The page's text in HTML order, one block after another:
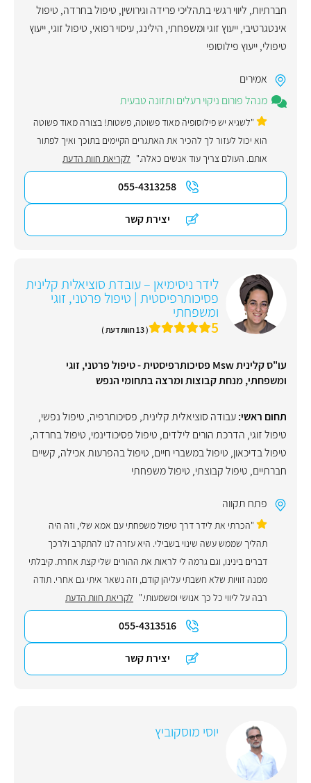
חברתיות, ליווי רגשי בתהליכי פרידה וגירושין, טיפול בחרדה, טיפול
אינטגרטיבי,ייעוץ זוגי ומשפחתי, הילינג,עיסוי רפואי, טיפול זוגי,ייעוץ
טיפולי,ייעוץ פילוסופי
אמירים
מנהל פורום ניקוי רעלים ותזונה טבעית
"לשגיא יש פילוסופיה מאוד פשוטה, פשטות! בצורה מאוד פשוטה
הוא יכול לעזור לך להכיר את האתגרים הקיימים בתוכך ואיך לפתור
אותם. ‏העולם צריך עוד אנשים כאלה." לקריאת חוות הדעת
055-4313258
יצירת קשר
לידר ניסימיאן – עובדת סוציאלית קלינית
פסיכותרפיסטית | טיפול פרטני, זוגי
ומשפחתי
5 ( 13 חוות דעת )
עו"ס קלינית Msw פסיכותרפיסטית - טיפול פרטני, זוגי
ומשפחתי, מנחת קבוצות ומרצה בתחומי הנפש
תחום ראשי:עבודה סוציאלית קלינית, פסיכותרפיה, טיפול נפשי,
טיפול זוגי, הדרכת הורים לילדים, טיפול פסיכודינמי, טיפול בחרדה,
טיפול בדיכאון, טיפול במשברי חיים, טיפול בהפרעות אכילה, קשיים
חברתיים, טיפול קבוצתי, טיפול משפחתי
פתח תקווה
"הכרתי את לידר דרך טיפול משפחתי עם אמא שלי, וזה היה
תהליך שממש עשה שינוי בשבילי. היא עזרה לנו להתקרב ולרכך
דברים בינינו, וגם גרמה לי לראות את ההורים שלי קצת אחרת. קיבלתי
ממנה זוויות שלא חשבתי עליהן קודם, וזה נשאר איתי גם אחרי. תודה
רבה על ליווי כל כך אנושי ומשמעותי." לקריאת חוות הדעת
055-4313516
יצירת קשר
יוסי מוסקוביץ